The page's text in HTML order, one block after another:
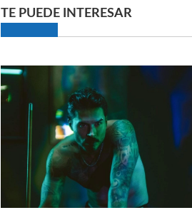
TE PUEDE INTERESAR